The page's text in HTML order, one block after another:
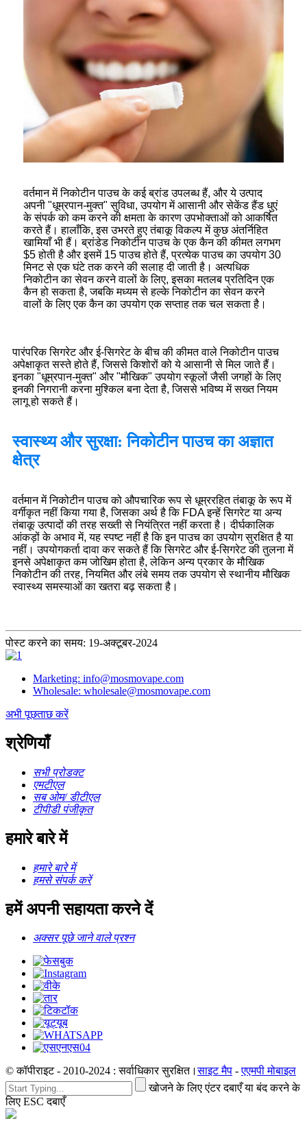
वर्तमान में निकोटीन पाउच के कई ब्रांड उपलब्ध हैं, और ये उत्पाद
अपनी "धूम्रपान-मुक्त" सुविधा, उपयोग में आसानी और सेकेंड हैंड धुएं
के संपर्क को कम करने की क्षमता के कारण उपभोक्ताओं को आकर्षित
करते हैं। हालाँकि, इस उभरते हुए तंबाकू विकल्प में कुछ अंतर्निहित
खामियाँ भी हैं। ब्रांडेड निकोटीन पाउच के एक कैन की कीमत लगभग
$5 होती है और इसमें 15 पाउच होते हैं, प्रत्येक पाउच का उपयोग 30
मिनट से एक घंटे तक करने की सलाह दी जाती है। अत्यधिक
निकोटीन का सेवन करने वालों के लिए, इसका मतलब प्रतिदिन एक
कैन हो सकता है, जबकि मध्यम से हल्के निकोटीन का सेवन करने
वालों के लिए एक कैन का उपयोग एक सप्ताह तक चल सकता है।
पारंपरिक सिगरेट और ई-सिगरेट के बीच की कीमत वाले निकोटीन पाउच
अपेक्षाकृत सस्ते होते हैं, जिससे किशोरों को ये आसानी से मिल जाते हैं।
इनका "धूम्रपान-मुक्त" और "मौखिक" उपयोग स्कूलों जैसी जगहों के लिए
इनकी निगरानी करना मुश्किल बना देता है, जिससे भविष्य में सख्त नियम
लागू हो सकते हैं।
स्वास्थ्य और सुरक्षा: निकोटीन पाउच का अज्ञात
क्षेत्र
वर्तमान में निकोटीन पाउच को औपचारिक रूप से धूम्ररहित तंबाकू के रूप में
वर्गीकृत नहीं किया गया है, जिसका अर्थ है कि FDA इन्हें सिगरेट या अन्य
तंबाकू उत्पादों की तरह सख्ती से नियंत्रित नहीं करता है। दीर्घकालिक
आंकड़ों के अभाव में, यह स्पष्ट नहीं है कि इन पाउच का उपयोग सुरक्षित है या
नहीं। उपयोगकर्ता दावा कर सकते हैं कि सिगरेट और ई-सिगरेट की तुलना में
इनसे अपेक्षाकृत कम जोखिम होता है, लेकिन अन्य प्रकार के मौखिक
निकोटीन की तरह, नियमित और लंबे समय तक उपयोग से स्थानीय मौखिक
स्वास्थ्य समस्याओं का खतरा बढ़ सकता है।
पोस्ट करने का समय: 19-अक्टूबर-2024
Marketing: info@mosmovape.com
Wholesale: wholesale@mosmovape.com
अभी पूछताछ करें
श्रेणियाँ
सभी प्रोडक्ट
एमटीएल
सब ओम/ डीटीएल
टीपीडी पंजीकृत
हमारे बारे में
हमारे बारे में
हमसे संपर्क करें
हमें अपनी सहायता करने दें
अक्सर पूछे जाने वाले प्रश्न
© कॉपीराइट - 2010-2024 : सर्वाधिकार सुरक्षित।साइट मैप -एएमपी मोबाइल
खोजने के लिए एंटर दबाएँ या बंद करने के
लिए ESC दबाएँ